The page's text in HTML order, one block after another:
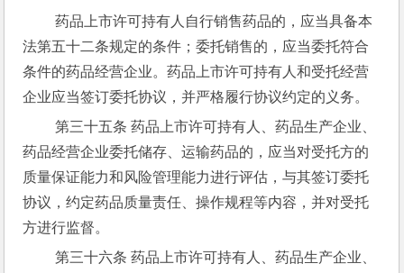
药品上市许可持有人自行销售药品的，应当具备本
法第五十二条规定的条件；委托销售的，应当委托符合
条件的药品经营企业。药品上市许可持有人和受托经营
企业应当签订委托协议，并严格履行协议约定的义务。
第三十五条 药品上市许可持有人、药品生产企业、
药品经营企业委托储存、运输药品的，应当对受托方的
质量保证能力和风险管理能力进行评估，与其签订委托
协议，约定药品质量责任、操作规程等内容，并对受托
方进行监督。
第三十六条 药品上市许可持有人、药品生产企业、